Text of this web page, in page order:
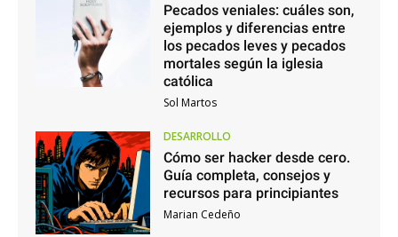
Pecados veniales: cuáles son,
ejemplos y diferencias entre
los pecados leves y pecados
mortales según la iglesia
católica
Sol Martos
DESARROLLO
Cómo ser hacker desde cero.
Guía completa, consejos y
recursos para principiantes
Marian Cedeño